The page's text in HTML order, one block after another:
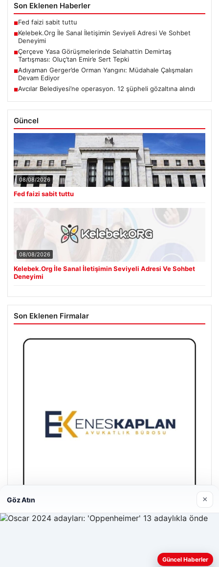
Son Eklenen Haberler
■Fed faizi sabit tuttu
■Kelebek.Org İle Sanal İletişimin Seviyeli Adresi Ve Sohbet
Deneyimi
■Çerçeve Yasa Görüşmelerinde Selahattin Demirtaş
Tartışması: Oluç’tan Emir’e Sert Tepki
■Adıyaman Gerger’de Orman Yangını: Müdahale Çalışmaları
Devam Ediyor
■Avcılar Belediyesi’ne operasyon. 12 şüpheli gözaltına alındı
Güncel
08/08/2026
Fed faizi sabit tuttu
08/08/2026
Kelebek.Org İle Sanal İletişimin Seviyeli Adresi Ve Sohbet
Deneyimi
Son Eklenen Firmalar
Web sitemizi nasıl kullandığınızı daha iyi anlayabilmek,
Göz Atın ×
Güncel Haberler